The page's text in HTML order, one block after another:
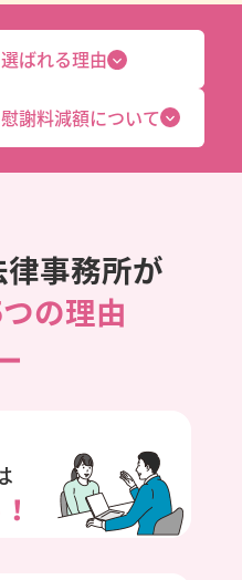
選ばれる理由
慰謝料減額について
事務所が
の理由